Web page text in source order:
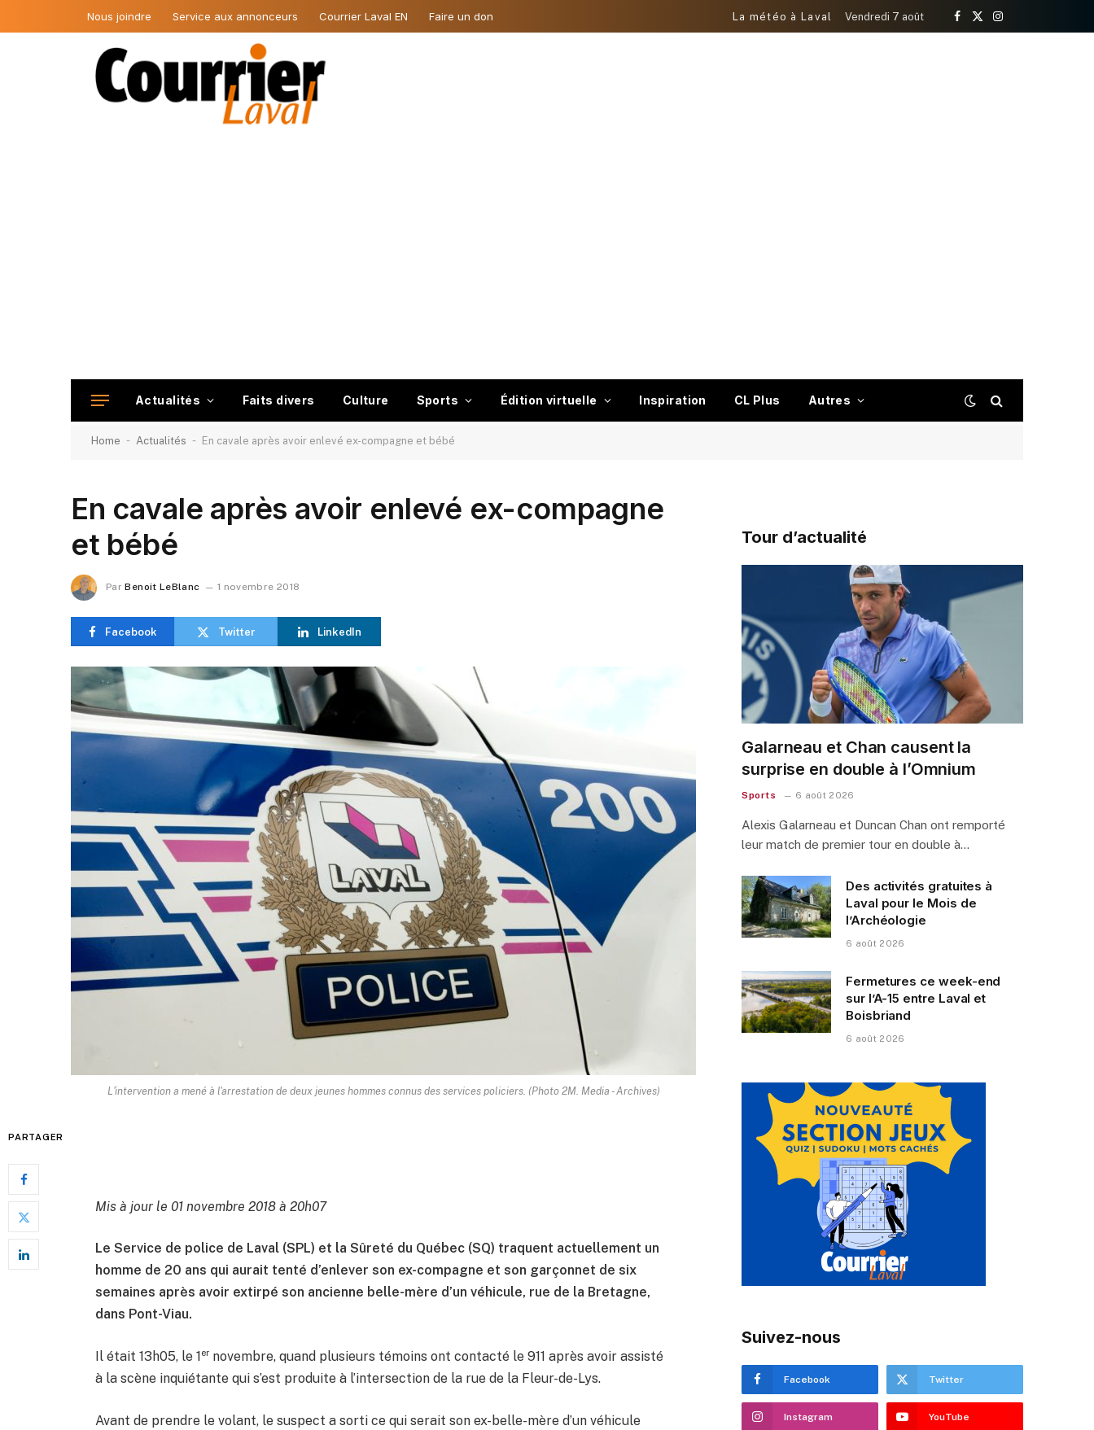
Nous joindre Service aux annonceurs Courrier Laval EN Faire un don La météo à Laval Vendredi 7 août
Facebook
X
Instagram
Actualités Faits divers Culture Sports Édition virtuelle Inspiration CL Plus Autres
Home - Actualités - En cavale après avoir enlevé ex-compagne et bébé
En cavale après avoir enlevé ex-compagne
et bébé
Par Benoit LeBlanc 1 novembre 2018
Facebook Twitter LinkedIn
L'intervention a mené à l'arrestation de deux jeunes hommes connus des services policiers. (Photo 2M. Media - Archives)
PARTAGER
Mis à jour le 01 novembre 2018 à 20h07
Le Service de police de Laval (SPL) et la Sûreté du Québec (SQ) traquent actuellement un
homme de 20 ans qui aurait tenté d’enlever son ex-compagne et son garçonnet de six
semaines après avoir extirpé son ancienne belle-mère d’un véhicule, rue de la Bretagne,
dans Pont-Viau.
Il était 13h05, le 1 er novembre, quand plusieurs témoins ont contacté le 911 après avoir assisté
à la scène inquiétante qui s’est produite à l’intersection de la rue de la Fleur-de-Lys.
Avant de prendre le volant, le suspect a sorti ce qui serait son ex-belle-mère d’un véhicule
Tour d’actualité
Galarneau et Chan causent la
surprise en double à l’Omnium
Sports 6 août 2026
Alexis Galarneau et Duncan Chan ont remporté
leur match de premier tour en double à…
Des activités gratuites à
Laval pour le Mois de
l’Archéologie
6 août 2026
Fermetures ce week-end
sur l’A-15 entre Laval et
Boisbriand
6 août 2026
Suivez-nous
Facebook Twitter
Instagram YouTube